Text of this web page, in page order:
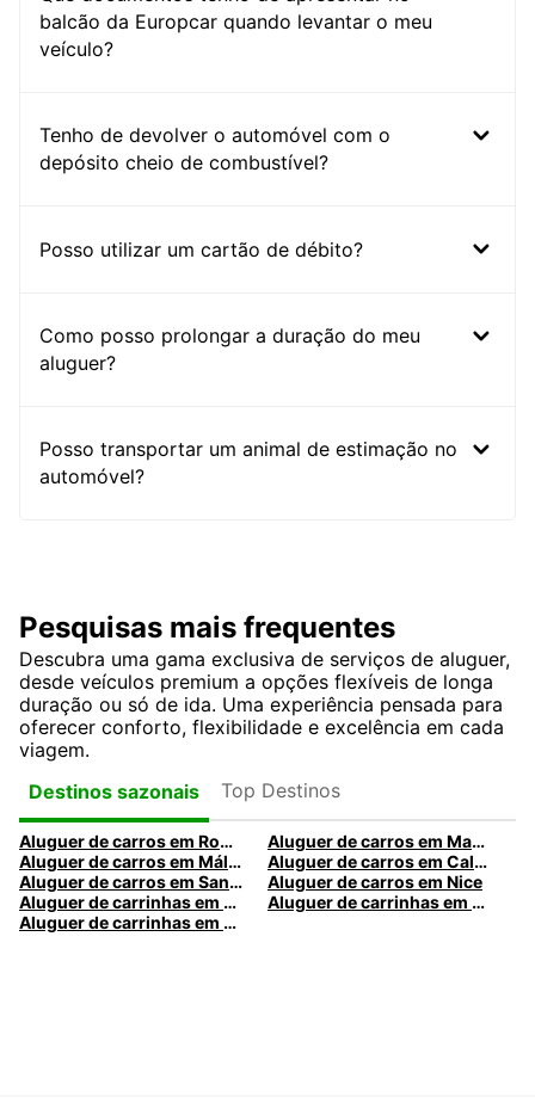
balcão da Europcar quando levantar o meu
veículo?
Tenho de devolver o automóvel com o
depósito cheio de combustível?
Posso utilizar um cartão de débito?
Como posso prolongar a duração do meu
aluguer?
Posso transportar um animal de estimação no
automóvel?
Pesquisas mais frequentes
Descubra uma gama exclusiva de serviços de aluguer,
desde veículos premium a opções flexíveis de longa
duração ou só de ida. Uma experiência pensada para
oferecer conforto, flexibilidade e excelência em cada
viagem.
Destinos sazonais
Top Destinos
Aluguer de carros em Roma
Aluguer de carros em Madrid
Aluguer de carros em Málaga
Aluguer de carros em Caldas da Rainha
Aluguer de carros em Santa Maria da Feira
Aluguer de carros em Nice
Aluguer de carrinhas em Nice
Aluguer de carrinhas em Santa Maria da Feira
Aluguer de carrinhas em Caldas da Rainha